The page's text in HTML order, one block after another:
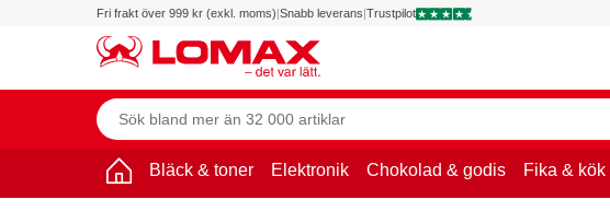
Fri frakt över 999 kr (exkl. moms)|Snabb leverans|Trustpilot
Bläck & toner Elektronik Chokolad & godis Fika & kök